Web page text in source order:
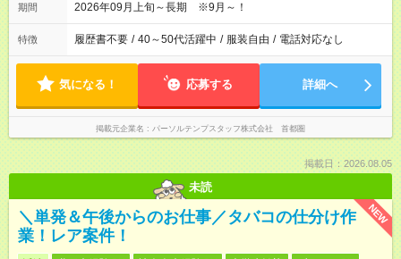
期間 2026年09月上旬～長期 ※9月～！
特徴 履歴書不要 / 40～50代活躍中 / 服装自由 / 電話対応なし
気になる！ 応募する 詳細へ
掲載元企業名 パーソルテンプスタッフ株式会社 首都圏
掲載日：2026.08.05
未読
NEW
＼単発＆午後からのお仕事／タバコの仕分け作
業！レア案件！